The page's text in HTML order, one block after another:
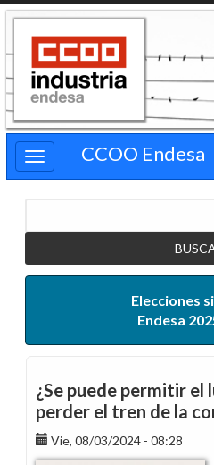
Pasar
contenido
principal
CCOO Endesa
Elecciones
Endesa
¿Se puede permitir el
perder el tren de la
Vie, 08/03/2024 - 08:28